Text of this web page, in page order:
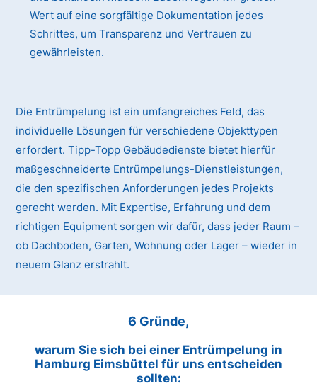
Wert auf eine sorgfältige Dokumentation jedes
Schrittes, um Transparenz und Vertrauen zu
gewährleisten.
Die Entrümpelung ist ein umfangreiches Feld, das
individuelle Lösungen für verschiedene Objekttypen
erfordert. Tipp-Topp Gebäudedienste bietet hierfür
maßgeschneiderte Entrümpelungs-Dienstleistungen,
die den spezifischen Anforderungen jedes Projekts
gerecht werden. Mit Expertise, Erfahrung und dem
richtigen Equipment sorgen wir dafür, dass jeder Raum –
ob Dachboden, Garten, Wohnung oder Lager – wieder in
neuem Glanz erstrahlt.
6 Gründe,
warum Sie sich bei einer Entrümpelung in
Hamburg Eimsbüttel für uns entscheiden
sollten: